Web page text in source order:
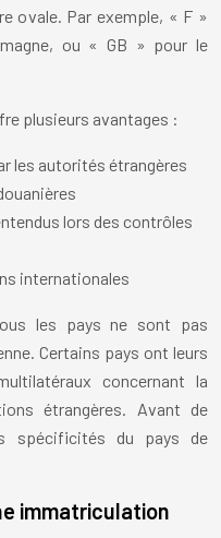
ovale. Par exemple, « F »
ou « GB » pour le
plusieurs avantages :
les autorités étrangères
lors des contrôles
internationales
les pays ne sont pas
Certains pays ont leurs
concernant la
étrangères. Avant de
spécificités du pays de
immatriculation